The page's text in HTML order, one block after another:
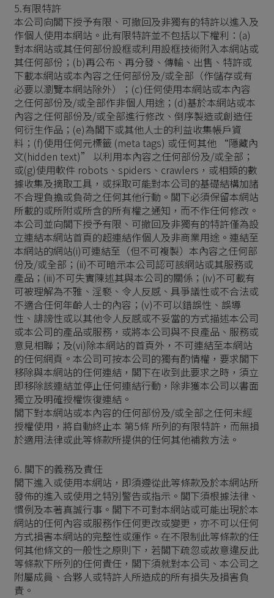
5.有限特許
本公司向閣下授予有限、可撤回及非獨有的特許以進入及
作個人使用本網站。此有限特許並不包括以下權利：(a)
對本網站或其任何部份設框或利用設框技術附入本網站或
其任何部份；(b)再公布、再分發、傳輸、出售、特許或
下載本網站或本內容之任何部份及/或全部（作儲存或有
必要以瀏覽本網站除外）；(c)任何使用本網站或本內容
之任何部份及/或全部作非個人用途；(d)基於本網站或本
內容之任何部份及/或全部進行修改、倒序製造或創造任
何衍生作品；(e)為閣下或其他人士的利益收集帳戶資
料；(f)使用任何元標籤 (meta tags) 或任何其他 “隱藏內
文(hidden text)” 以利用本內容之任何部份及/或全部；
或(g)使用軟件 robots、spiders、crawlers，或相類的數
據收集及摘取工具，或採取可能對本公司的基礎結構加諸
不合理負擔或負荷之任何其他行動。閣下必須保留本網站
所載的或所附或所含的所有權之通知，而不作任何修改。
本公司並向閣下授予有限、可撤回及非獨有的特許僅為設
立連結本網站首頁的超連結作個人及非商業用途。連結至
本網站的網站(i)可連結至（但不可複製）本內容之任何部
份及/或全部；(ii)不可暗示本公司認可該網站或其服務或
產品；(iii)不可失實陳述其與本公司的關係；(iv)不可載有
可被理解為不雅、淫褻、令人反感、具爭議性或不合法或
不適合任何年齡人士的內容；(v)不可以錯誤性、誤導
性、誹謗性或以其他令人反感或不妥當的方式描述本公司
或本公司的產品或服務，或將本公司與不良產品、服務或
意見相聯；及(vi)除本網站的首頁外，不可連結至本網站
的任何網頁。本公司可按本公司的獨有酌情權，要求閣下
移除與本網站的任何連結，閣下在收到此要求之時，須立
即移除該連結並停止任何連結行動，除非獲本公司以書面
獨立及明確授權恢復連結。
閣下對本網站或本內容的任何部份及/或全部之任何未經
授權使用，將自動終止本 第5條 所列的有限特許，而無損
於適用法律或此等條款所提供的任何其他補救方法。
6. 閣下的義務及責任
閣下進入或使用本網站，即須遵從此等條款及於本網站所
發佈的進入或使用之特別警告或指示。閣下須根據法律、
慣例及本著真誠行事。閣下不可對本網站或可能出現於本
網站的任何內容或服務作任何更改或變更，亦不可以任何
方式損害本網站的完整性或運作。在不限制此等條款的任
何其他條文的一般性之原則下，若閣下疏忽或故意違反此
等條款下所列的任何責任，閣下須就對本公司、本公司之
附屬成員、合夥人或特許人所造成的所有損失及損害負
責。